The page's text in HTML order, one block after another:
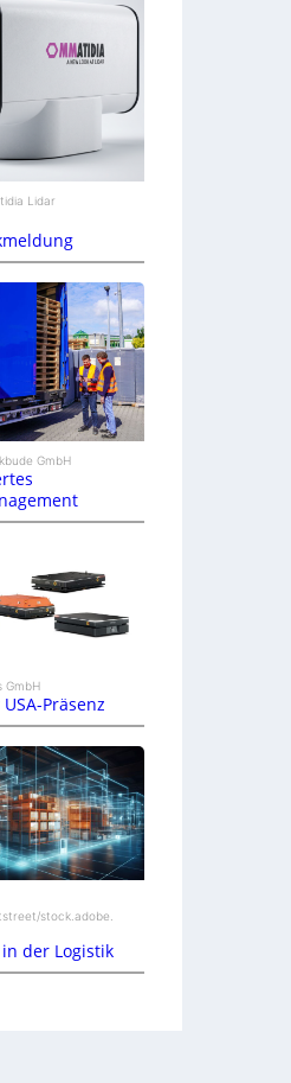
Lidar
GmbH
GmbH
Präsenz
stock.adobe.
der Logistik